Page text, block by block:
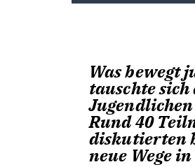
Was bewegt
tauschte
Rund 40
diskutierten
neue Wege